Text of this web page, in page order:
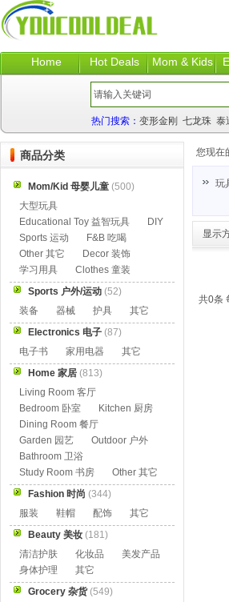
Home Hot Deals Mom & Kids
热门搜索： 变形金刚 七龙珠 泰
显示
共0条
您现在
玩
商品分类
Mom/Kid 母婴儿童 (500)
大型玩具
Educational Toy 益智玩具
DIY
Sports 运动
F&B 吃喝
Other 其它
Decor 装饰
学习用具
Clothes 童装
Sports 户外/运动 (52)
装备
器械 护具
其它
Electronics 电子 (87)
电子书
家用电器
其它
Home 家居 (813)
Living Room 客厅
Bedroom 卧室
Kitchen 厨房
Dining Room 餐厅
Garden 园艺
Outdoor 户外
Bathroom 卫浴
Study Room 书房
Other 其它
Fashion 时尚 (344)
服装
鞋帽 配饰
其它
Beauty 美妆 (181)
清洁护肤
化妆品
美发产品
身体护理
其它
Grocery 杂货(549)